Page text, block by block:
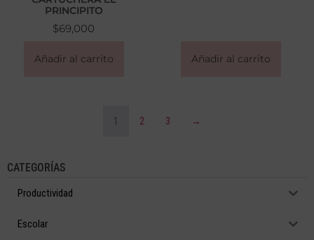
CATEGORÍAS
Productividad
Escolar
PRINCIPITO
$69,000
Añadir al carrito Añadir al carrito
1 2 3 →